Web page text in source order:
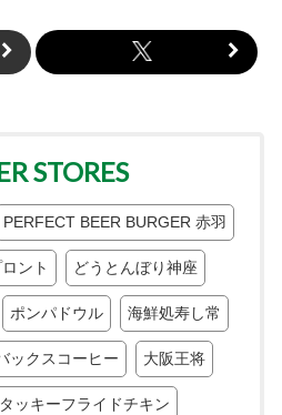
STORES
PERFECT BEER BURGER 赤羽
ント どうとんぼり神座
ポンパドウル 海鮮処寿し常
ックスコーヒー 大阪王将
ッキーフライドチキン